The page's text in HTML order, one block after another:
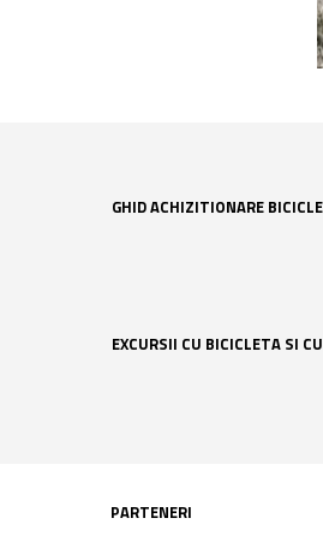
GHID ACHIZITIONARE
EXCURSII CU BICICLETA SI
PARTENERI